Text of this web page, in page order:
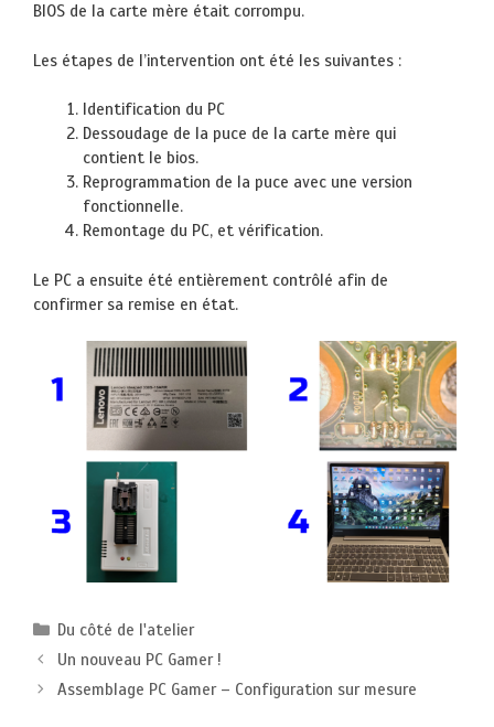
BIOS de la carte mère était corrompu.
Les étapes de l’intervention ont été les suivantes :
Identification du PC
Dessoudage de la puce de la carte mère qui
contient le bios.
Reprogrammation de la puce avec une version
fonctionnelle.
Remontage du PC, et vérification.
Le PC a ensuite été entièrement contrôlé afin de
confirmer sa remise en état.
Catégories
Du côté de l'atelier
Un nouveau PC Gamer !
Assemblage PC Gamer – Configuration sur mesure